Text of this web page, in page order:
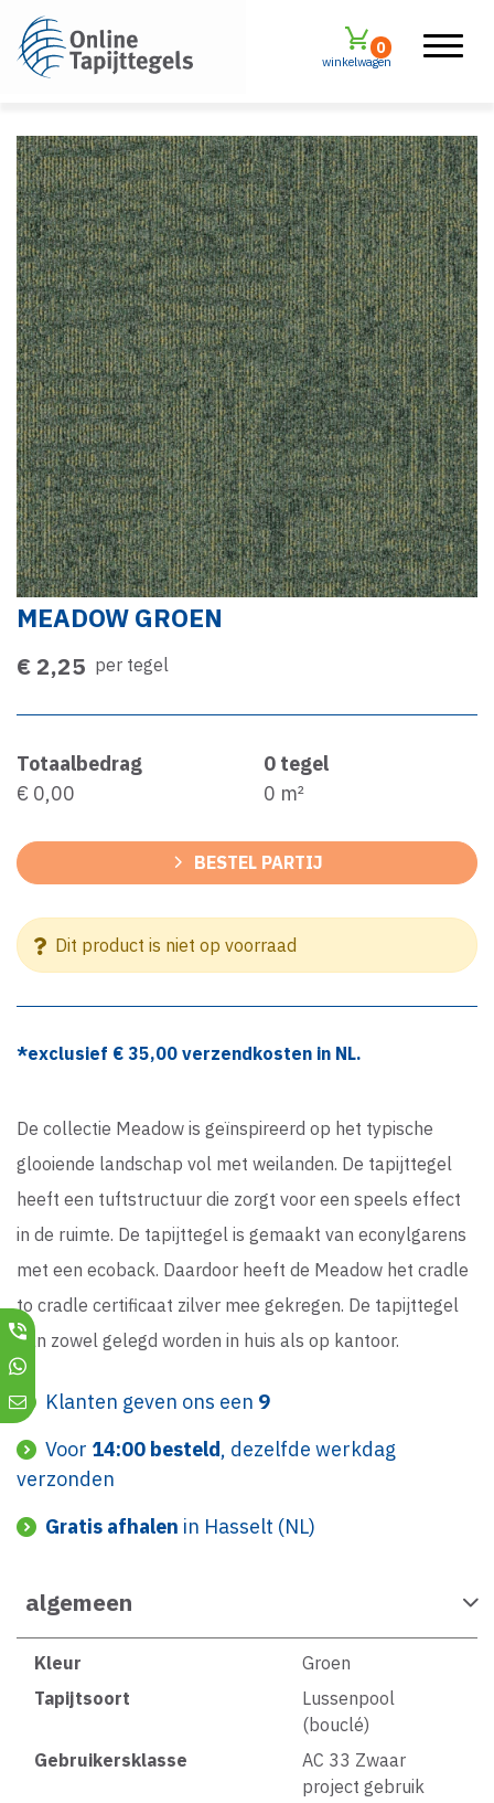
winkelwagen
0
MEADOW GROEN
€ 2,25 per tegel
Totaalbedrag
€ 0,00
0 tegel
0 m²
BESTEL PARTIJ
Dit product is niet op voorraad
*exclusief € 35,00 verzendkosten in NL.
De collectie Meadow is geïnspireerd op het typische
glooiende landschap vol met weilanden. De tapijttegel
heeft een tuftstructuur die zorgt voor een speels effect
in de ruimte. De tapijttegel is gemaakt van econylgarens
met een ecoback. Daardoor heeft de Meadow het cradle
to cradle certificaat zilver mee gekregen. De tapijttegel
kan zowel gelegd worden in huis als op kantoor.
Klanten geven ons een 9
Voor 14:00 besteld, dezelfde werkdag
verzonden
Gratis afhalen in Hasselt (NL)
algemeen
Kleur
Groen
Tapijtsoort
Lussenpool
(bouclé)
Gebruikersklasse
AC 33 Zwaar
project gebruik